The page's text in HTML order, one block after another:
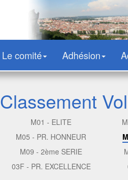
Le comité Adhésion
Classement
M01 - ELITE
M05 - PR. HONNEUR
M09 - 2ème SERIE
03F - PR. EXCELLENCE